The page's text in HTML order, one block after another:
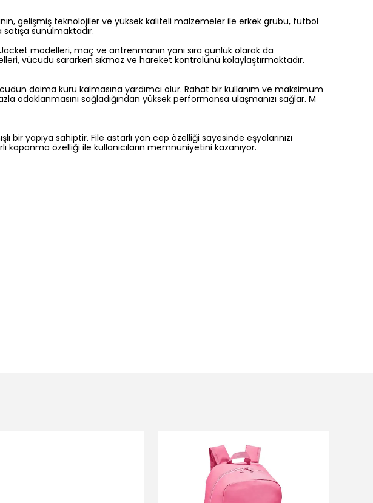
gelişmiş teknolojiler ve yüksek kaliteli malzemeler ile erkek grubu, futbol
sunulmaktadır.
modelleri, maç ve antrenmanın yanı sıra günlük olarak da
vücudu sararken sıkmaz ve hareket kontrolünü kolaylaştırmaktadır.
daima kuru kalmasına yardımcı olur. Rahat bir kullanım ve maksimum
odaklanmasını sağladığından yüksek performansa ulaşmanızı sağlar. M
yapıya sahiptir. File astarlı yan cep özelliği sayesinde eşyalarınızı
özelliği ile kullanıcıların memnuniyetini kazanıyor.